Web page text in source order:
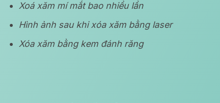
Xoá xăm mí mắt bao nhiều lần
Hình ảnh sau khi xóa xăm bằng laser
Xóa xăm bằng kem đánh răng